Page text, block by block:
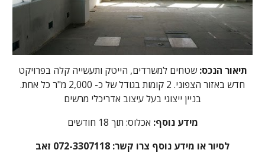
תיאור הנכס:שטחים למשרדים, הייטק ותעשייה קלה בפרויקט
חדש באזור הצפוני. 2 קומות בגודל של כ- 2,000 מ"ר כל אחת.
בניין ייצוגי בעל עיצוב אדריכלי מרשים
מידע נוסף: אכלוס: תוך 18 חודשים
לסיור או מידע נוסף צרו קשר: 072-3307118 זאב